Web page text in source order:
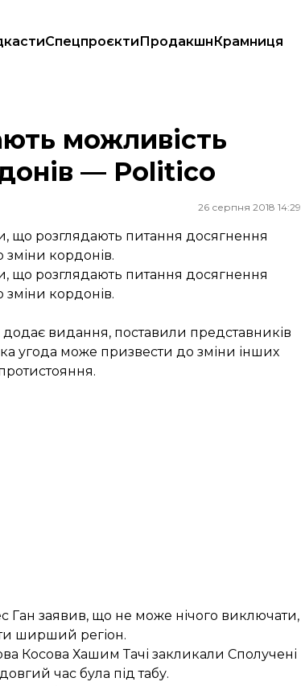
СпецпроєктиПродакшнКрамниця
можливість
— Politico
26 серпня 2018 14:29
що розглядають питання досягнення
зміни кордонів.
що розглядають питання досягнення
зміни кордонів.
додає видання, поставили представників
угода може призвести до зміни інших
Ган заявив, що не може нічого виключати,
ширший регіон.
Косова Хашим Тачі закликали Сполучені
час була під табу.